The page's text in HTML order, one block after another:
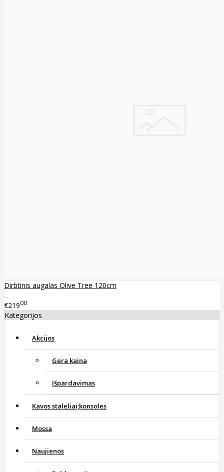
Dirbtinis augalas Olive Tree 120cm
..
€21900
Kategorijos
Akcijos
Gera kaina
Išpardavimas
Kavos staleliai;konsoles
Mossa
Naujienos